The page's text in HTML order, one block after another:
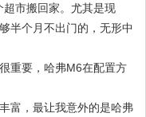
市搬回家。尤其是现
半个月不出门的，无形中
重要，哈弗M6在配置方
富，最让我意外的是哈弗